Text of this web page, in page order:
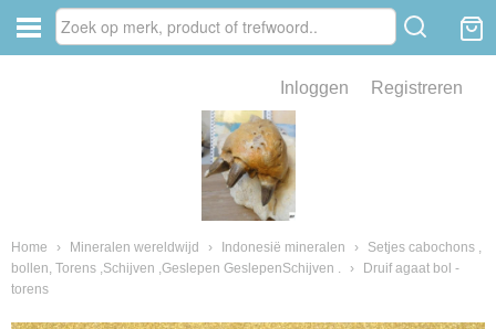
Inloggen Registreren
Home › Mineralen wereldwijd › Indonesië mineralen ›
Setjes cabochons ,
bollen, Torens ,Schijven ,Geslepen GeslepenSchijven .
›
Druif agaat bol -
torens
van fossielen en mineralen